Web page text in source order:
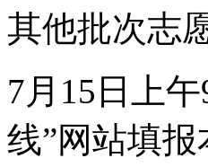
其他批次志
7月15日上
线”网站填